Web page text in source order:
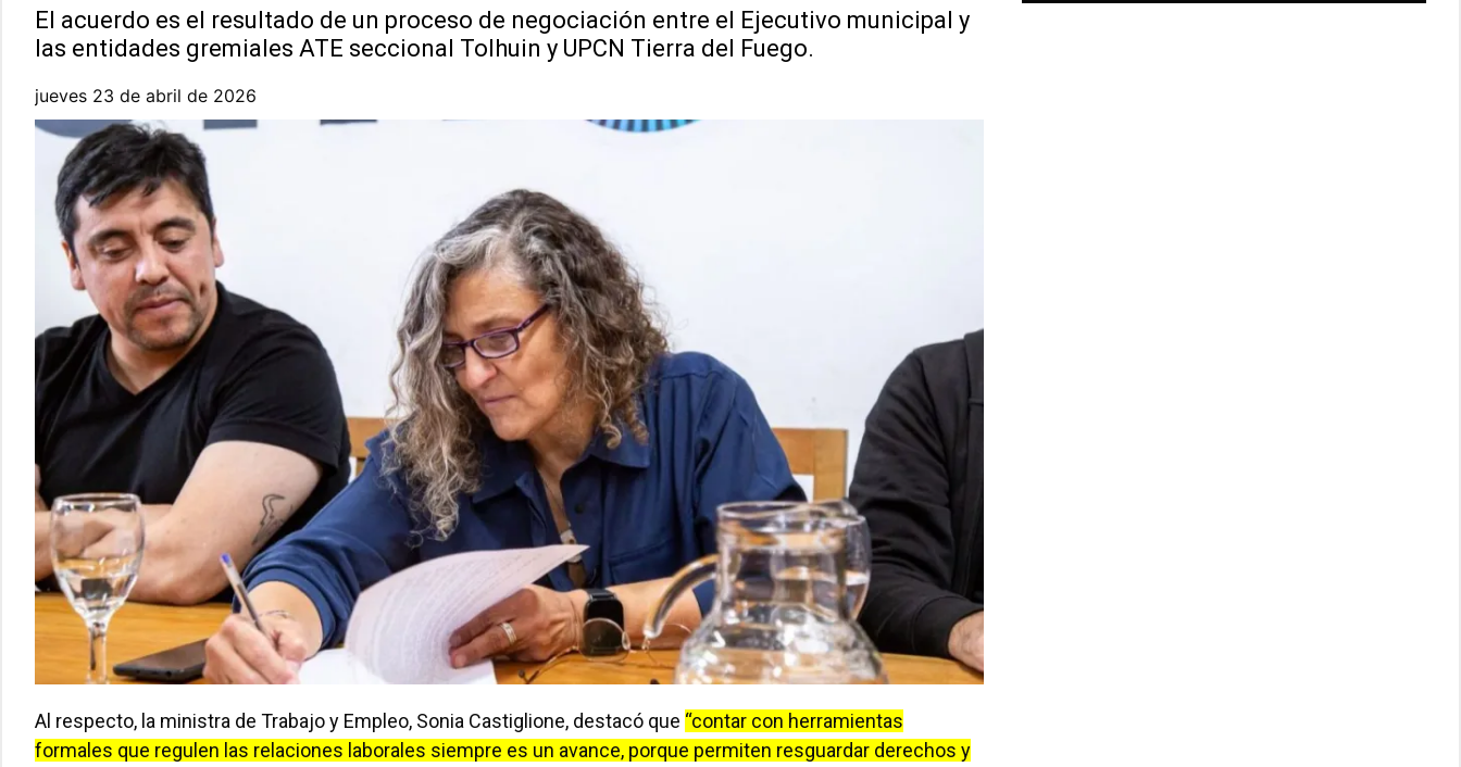
El acuerdo es el resultado de un proceso de negociación entre el Ejecutivo municipal y
las entidades gremiales ATE seccional Tolhuin y UPCN Tierra del Fuego.
jueves 23 de abril de 2026
Al respecto, la ministra de Trabajo y Empleo, Sonia Castiglione, destacó que “contar con herramientas
formales que regulen las relaciones laborales siempre es un avance, porque permiten resguardar derechos y